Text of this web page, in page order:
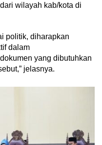
wilayah kab/kota di
politik, diharapkan
dalam
yang dibutuhkan
jelasnya.